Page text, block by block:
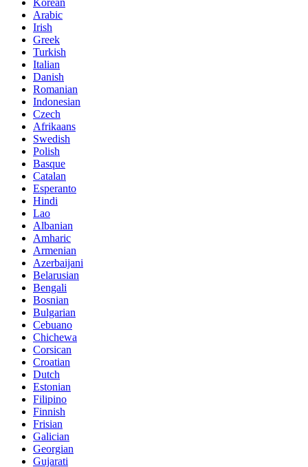
Korean
Arabic
Irish
Greek
Turkish
Italian
Danish
Romanian
Indonesian
Czech
Afrikaans
Swedish
Polish
Basque
Catalan
Esperanto
Hindi
Lao
Albanian
Amharic
Armenian
Azerbaijani
Belarusian
Bengali
Bosnian
Bulgarian
Cebuano
Chichewa
Corsican
Croatian
Dutch
Estonian
Filipino
Finnish
Frisian
Galician
Georgian
Gujarati